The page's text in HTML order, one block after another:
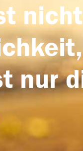
nur